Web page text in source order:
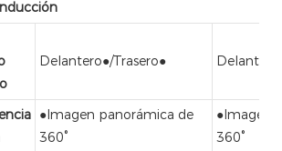
Delantero●/Trasero●
●Imagen panorámica de
360°
●Imagen
360°